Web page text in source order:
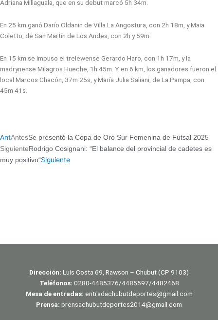
Adriana Millaguala, que en su debut marcó 5h 34m.
En 25 km ganó Darío Oldanin de Villa La Angostura, con 2h 18m, y Maia
Coletto, de San Martín de Los Andes, con 2h y 59m.
En 15 km se impuso el trelewense Gerardo Haro, con 1h 17m, y la
madrynense Milagros Hueche, 1h 45m. Y en 6 km, los ganadores fueron el
local Marcos Chacón, 37m 25s, y María Julia Saliani, de La Pampa, con
45m 41s.
AntAntesSe presentó la Copa de Oro Sur Femenina de Futsal 2025
Siguiente Rodrigo Cosignani: “El balance del provincial de cadetes es
muy positivo“Siguiente
Dirección: Luis Costa 69, Rawson – Chubut (CP 9103)
Teléfonos: 0280-4485376/4485597/4482468
Mesa de entradas: entradachubutdeportes@gmail.com
Prensa: prensachubutdeportes2014@gmail.com